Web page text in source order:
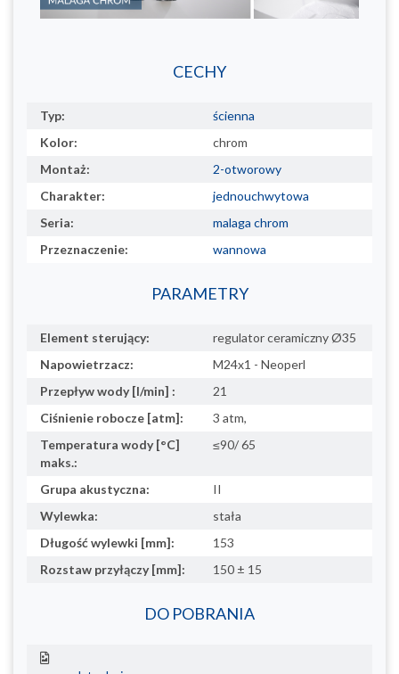
CECHY
Typ:
ścienna
Kolor:
chrom
Montaż:
2-otworowy
Charakter:
jednouchwytowa
Seria:
malaga chrom
Przeznaczenie:
wannowa
PARAMETRY
Element sterujący:
regulator ceramiczny Ø35
Napowietrzacz:
M24x1 - Neoperl
Przepływ wody [l/min] :
21
Ciśnienie robocze [atm]:
3 atm,
Temperatura wody [°C]
maks.:
≤90/ 65
Grupa akustyczna:
II
Wylewka:
stała
Długość wylewki [mm]:
153
Rozstaw przyłączy [mm]:
150 ± 15
DO POBRANIA